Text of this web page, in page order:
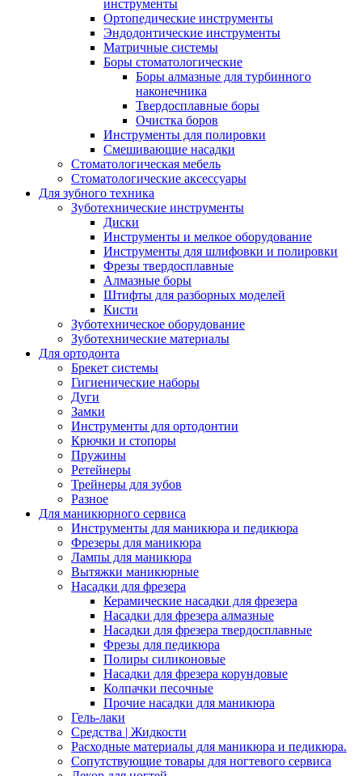
инструменты
Ортопедические инструменты
Эндодонтические инструменты
Матричные системы
Боры стоматологические
Боры алмазные для турбинного
наконечника
Твердосплавные боры
Очистка боров
Инструменты для полировки
Смешивающие насадки
Стоматологическая мебель
Стоматологические аксессуары
Для зубного техника
Зуботехнические инструменты
Диски
Инструменты и мелкое оборудование
Инструменты для шлифовки и полировки
Фрезы твердосплавные
Алмазные боры
Штифты для разборных моделей
Кисти
Зуботехническое оборудование
Зуботехнические материалы
Для ортодонта
Брекет системы
Гигиенические наборы
Дуги
Замки
Инструменты для ортодонтии
Крючки и стопоры
Пружины
Ретейнеры
Трейнеры для зубов
Разное
Для маникюрного сервиса
Инструменты для маникюра и педикюра
Фрезеры для маникюра
Лампы для маникюра
Вытяжки маникюрные
Насадки для фрезера
Керамические насадки для фрезера
Насадки для фрезера алмазные
Насадки для фрезера твердосплавные
Фрезы для педикюра
Полиры силиконовые
Насадки для фрезера корундовые
Колпачки песочные
Прочие насадки для маникюра
Гель-лаки
Средства | Жидкости
Расходные материалы для маникюра и педикюра.
Сопутствующие товары для ногтевого сервиса